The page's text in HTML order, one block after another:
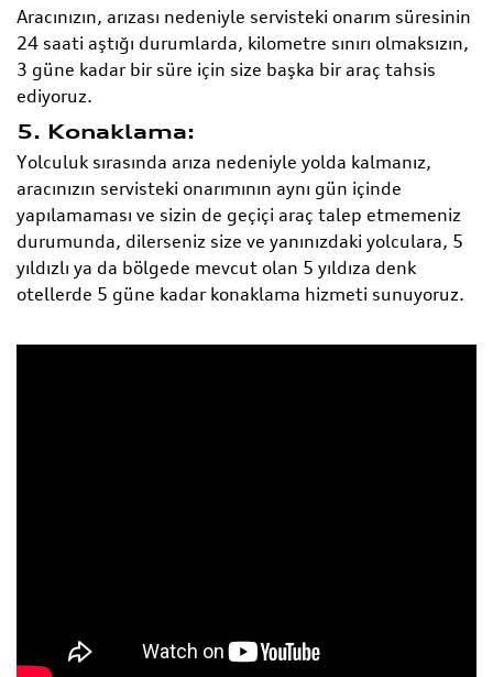
Aracınızın, arızası nedeniyle servisteki onarım süresinin
24 saati aştığı durumlarda, kilometre sınırı olmaksızın,
3 güne kadar bir süre için size başka bir araç tahsis
ediyoruz.
5. Konaklama:
Yolculuk sırasında arıza nedeniyle yolda kalmanız,
aracınızın servisteki onarımının aynı gün içinde
yapılamaması ve sizin de geçiçi araç talep etmemeniz
durumunda, dilerseniz size ve yanınızdaki yolculara, 5
yıldızlı ya da bölgede mevcut olan 5 yıldıza denk
otellerde 5 güne kadar konaklama hizmeti sunuyoruz.